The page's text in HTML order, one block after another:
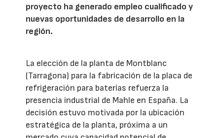
proyecto ha generado empleo cualificado y
nuevas oportunidades de desarrollo en la
región.
La elección de la planta de Montblanc
(Tarragona) para la fabricación de la placa de
refrigeración para baterías refuerza la
presencia industrial de Mahle en España. La
decisión estuvo motivada por la ubicación
estratégica de la planta, próxima a un